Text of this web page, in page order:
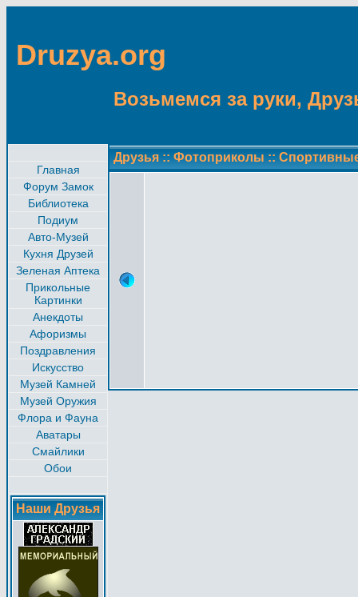
Druzya.org
Возьмемся за руки,
Главная
Форум Замок
Библиотека
Подиум
Авто-Музей
Кухня Друзей
Зеленая Аптека
Прикольные
Картинки
Анекдоты
Афоризмы
Поздравления
Искусство
Музей Камней
Музей Оружия
Флора и Фауна
Аватары
Смайлики
Обои
Наши Друзья
Друзья :: Фотоприколы ::